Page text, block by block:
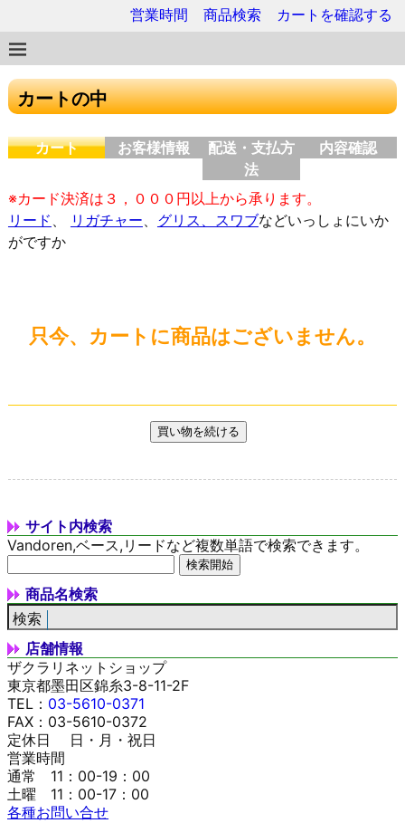
営業時間 商品検索 カートを確認する
カートの中
カート お客様情報
配送・支払方
法
内容確認
※カード決済は３，０００円以上から承ります。
リード 、 リガチャー、 グリス、スワブなどいっしょにいか
がですか
只今、カートに商品はございません。
サイト内検索
Vandoren,ベース,リードなど複数単語で検索できます。
商品名検索
店舗情報
ザクラリネットショップ
東京都墨田区錦糸3-8-11-2F
TEL： 03-5610-0371
FAX：03-5610-0372
定休日 日・月・祝日
営業時間
通常 11：00-19：00
土曜 11：00-17：00
各種お問い合せ